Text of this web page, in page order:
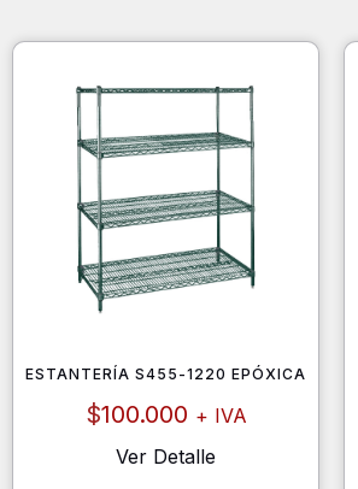
ESTANTERÍA S455-1220 EPÓXICA
$100.000 + IVA
Ver Detalle